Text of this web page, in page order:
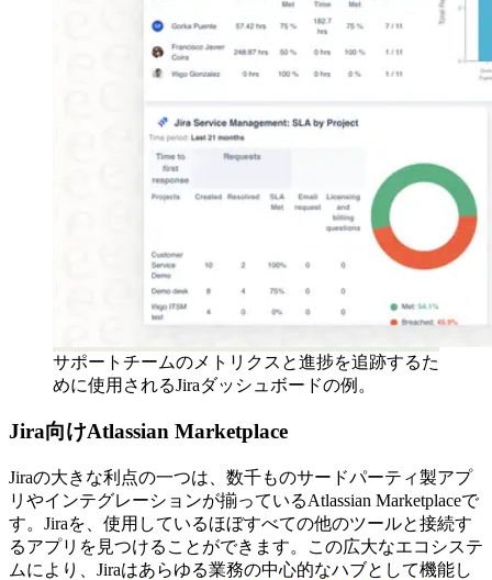
サポートチームのメトリクスと進捗を追跡するた
めに使用されるJiraダッシュボードの例。
Jira向けAtlassian Marketplace
Jiraの大きな利点の一つは、数千ものサードパーティ製アプ
リやインテグレーションが揃っているAtlassian Marketplaceで
す。Jiraを、使用しているほぼすべての他のツールと接続す
るアプリを見つけることができます。この広大なエコシステ
ムにより、Jiraはあらゆる業務の中心的なハブとして機能し